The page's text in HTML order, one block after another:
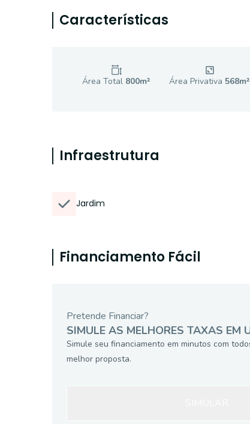
Características
Área Total 800m² Área Privativa 568m²
Infraestrutura
Jardim
Financiamento Fácil
Pretende Financiar?
SIMULE AS MELHORES TAXAS EM
Simule seu financiamento em minutos com
melhor proposta.